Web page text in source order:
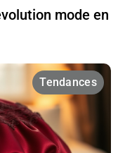
mode en
Tendances